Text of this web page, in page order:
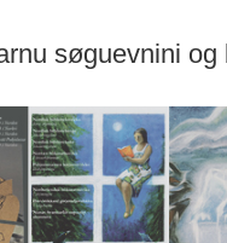
søguevnini